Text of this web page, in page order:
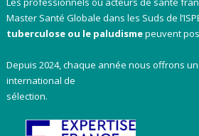
Master Santé Globale dans les Suds de
tuberculose ou le paludismepeuvent
Depuis 2024, chaque année nous offrons
international de
sélection.